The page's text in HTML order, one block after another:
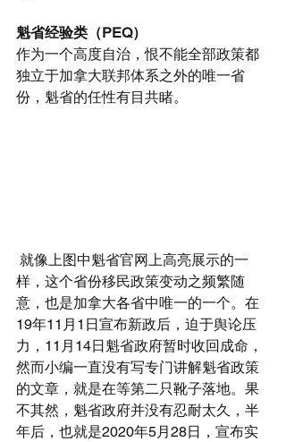
魁省经验类（PEQ）
作为一个高度自治，恨不能全部政策都
独立于加拿大联邦体系之外的唯一省
份，魁省的任性有目共睹。
样，这个省份移民政策变动之频繁随
意，也是加拿大各省中唯一的一个。在
19年11月1日宣布新政后，迫于舆论压
力，11月14日魁省政府暂时收回成命，
然而小编一直没有写专门讲解魁省政策
的文章，就是在等第二只靴子落地。果
不其然，魁省政府并没有忍耐太久，半
年后，也就是2020年5月28日，宣布实